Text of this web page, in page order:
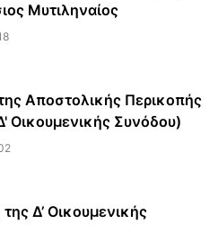
Μυτιληναίος
Αποστολικής Περικοπής
Οικουμενικής Συνόδου)
Δ’ Οικουμενικής